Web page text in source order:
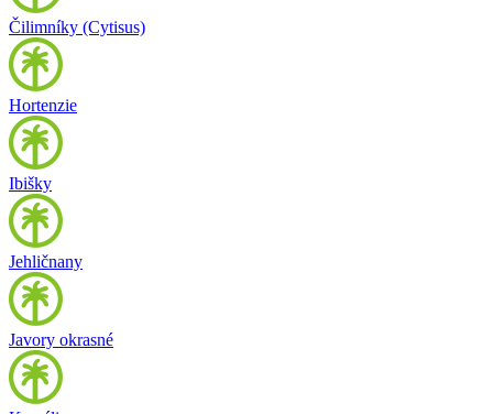
Čilimníky (Cytisus)
Hortenzie
Ibišky
Jehličnany
Javory okrasné